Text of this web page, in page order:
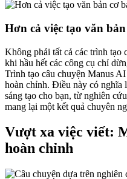
Hơn cả việc tạo văn
Không phải tất cả các trình tạo
khi hầu hết các công cụ chỉ
Trình tạo câu chuyện Manus
hoàn chỉnh. Điều này có nghĩa
sáng tạo cho bạn, từ nghiên
mang lại một kết quả chuyên
Vượt xa việc viết:
hoàn chỉnh